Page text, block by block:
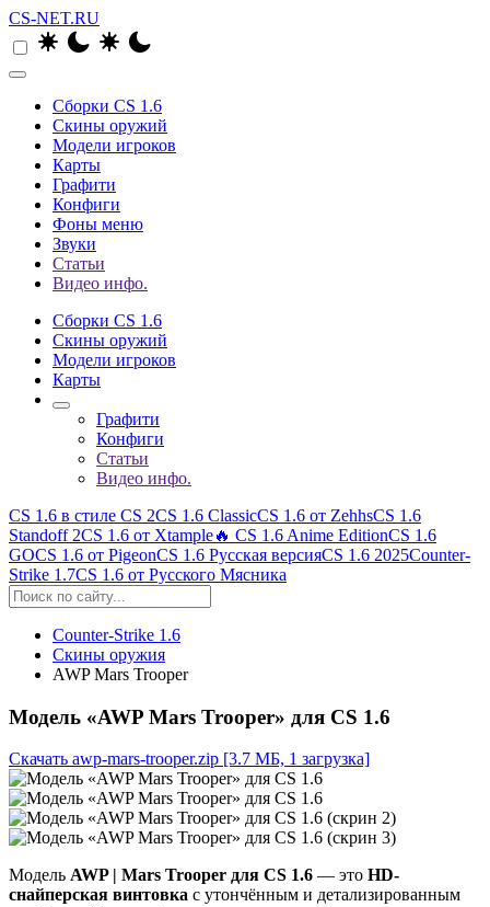
CS-NET.RU
Сборки CS 1.6
Скины оружий
Модели игроков
Карты
Графити
Конфиги
Фоны меню
Звуки
Статьи
Видео инфо.
Сборки CS 1.6
Скины оружий
Модели игроков
Карты
Графити
Конфиги
Статьи
Видео инфо.
CS 1.6 в стиле CS 2CS 1.6 ClassicCS 1.6 от ZehhsCS 1.6
Standoff 2CS 1.6 от Xtample🔥 CS 1.6 Anime EditionCS 1.6
GOCS 1.6 от PigeonCS 1.6 Русская версияCS 1.6 2025Counter-
Strike 1.7CS 1.6 от Русского Мясника
Counter-Strike 1.6
Скины оружия
AWP Mars Trooper
Модель «AWP Mars Trooper» для CS 1.6
Скачать awp-mars-trooper.zip [3.7 МБ, 1 загрузка]
Модель AWP | Mars Trooper для CS 1.6 — это HD-
снайперская винтовка с утончённым и детализированным